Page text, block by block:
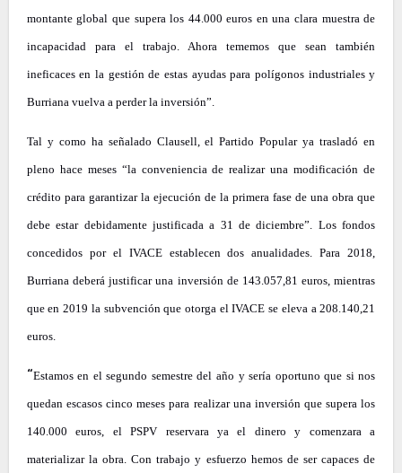
montante global que supera los 44.000 euros en una clara muestra de
incapacidad para el trabajo. Ahora tememos que sean también
ineficaces en la gestión de estas ayudas para polígonos industriales y
Burriana vuelva a perder la inversión”.
Tal y como ha señalado Clausell, el Partido Popular ya trasladó en
pleno hace meses “la conveniencia de realizar una modificación de
crédito para garantizar la ejecución de la primera fase de una obra que
debe estar debidamente justificada a 31 de diciembre”. Los fondos
concedidos por el IVACE establecen dos anualidades. Para 2018,
Burriana deberá justificar una inversión de 143.057,81 euros, mientras
que en 2019 la subvención que otorga el IVACE se eleva a 208.140,21
euros.
“Estamos en el segundo semestre del año y sería oportuno que si nos
quedan escasos cinco meses para realizar una inversión que supera los
140.000 euros, el PSPV reservara ya el dinero y comenzara a
materializar la obra. Con trabajo y esfuerzo hemos de ser capaces de